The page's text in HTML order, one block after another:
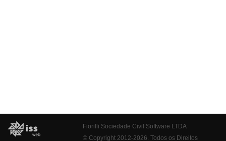
Fiorilli Sociedade Civil Software LTDA
© Copyright 2012-2026. Todos os Direitos